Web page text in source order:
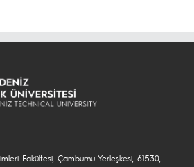
Fakültesi, Çamburnu Yerleşkesi, 61530,